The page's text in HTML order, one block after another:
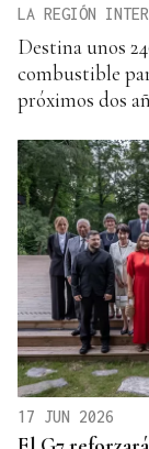
LA REGIÓN
Destina unos
combustible
próximos dos
17 JUN 2026